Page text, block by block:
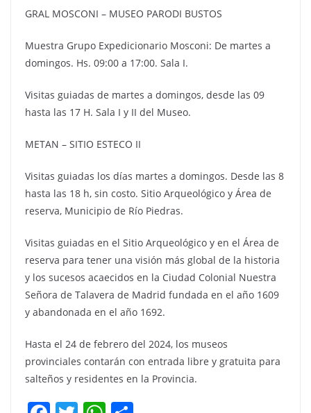
GRAL MOSCONI – MUSEO PARODI BUSTOS
Muestra Grupo Expedicionario Mosconi: De martes a
domingos. Hs. 09:00 a 17:00. Sala I.
Visitas guiadas de martes a domingos, desde las 09
hasta las 17 H. Sala I y II del Museo.
METAN – SITIO ESTECO II
Visitas guiadas los días martes a domingos. Desde las 8
hasta las 18 h, sin costo. Sitio Arqueológico y Área de
reserva, Municipio de Río Piedras.
Visitas guiadas en el Sitio Arqueológico y en el Área de
reserva para tener una visión más global de la historia
y los sucesos acaecidos en la Ciudad Colonial Nuestra
Señora de Talavera de Madrid fundada en el año 1609
y abandonada en el año 1692.
Hasta el 24 de febrero del 2024, los museos
provinciales contarán con entrada libre y gratuita para
salteños y residentes en la Provincia.